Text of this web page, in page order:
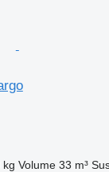
kg Volume 33 m³